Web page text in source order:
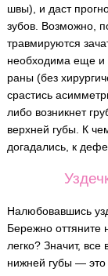
швы), и даст
зубов. Возможно,
травмируются
необходима еще и
раны (без
срастись
либо возникнет
верхней губы. К
догадались, к
Налюбовавшись
Бережно оттяните
легко? Значит,
нижней губы — это